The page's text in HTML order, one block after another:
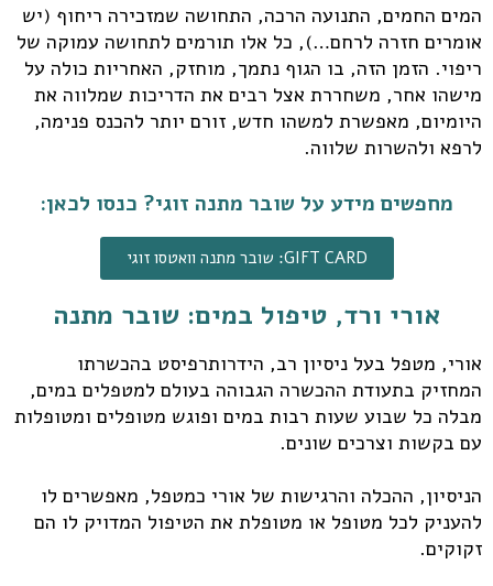
המים החמים, התנועה הרכה, התחושה שמזכירה ריחוף (יש
אומרים חזרה לרחם…), כל אלו תורמים לתחושה עמוקה של
ריפוי. הזמן הזה, בו הגוף נתמך, מוחזק, האחריות כולה על
מישהו אחר, משחררת אצל רבים את הדריכות שמלווה את
היומיום, מאפשרת למשהו חדש, זורם יותר להכנס פנימה,
לרפא ולהשרות שלווה.
מחפשים מידע על שובר מתנה זוגי? כנסו לכאן:
GIFT CARD: שובר מתנה וואטסו זוגי
אורי ורד, טיפול במים: שובר מתנה
אורי, מטפל בעל ניסיון רב, הידרותרפיסט בהכשרתו
המחזיק בתעודת ההכשרה הגבוהה בעולם למטפלים במים,
מבלה כל שבוע שעות רבות במים ופוגש מטופלים ומטופלות
עם בקשות וצרכים שונים.
הניסיון, ההכלה והרגישות של אורי כמטפל, מאפשרים לו
להעניק לכל מטופל או מטופלת את הטיפול המדויק לו הם
זקוקים.